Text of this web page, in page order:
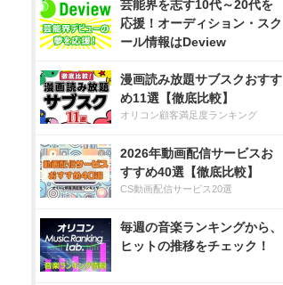
芸能界を志す10代～20代を
応援！オーディション・スク
ール情報はDeview
漫画読み放題サブスクおすす
め11選【徹底比較】
オリコン顧客満足度ランキング
2026年動画配信サービスお
すすめ40選【徹底比較】
CS動画配信サービス20選
毎週の音楽ランキングから、
ヒットの推移をチェック！